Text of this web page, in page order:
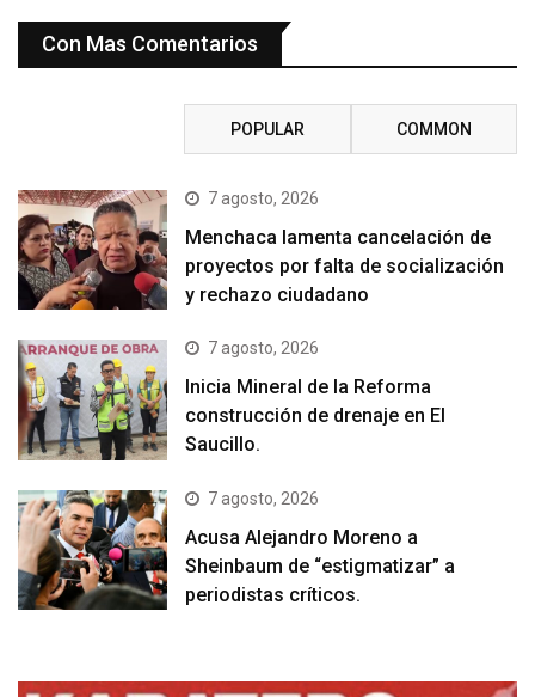
Con Mas Comentarios
POPULAR COMMON
7 agosto, 2026
Menchaca lamenta cancelación de
proyectos por falta de socialización
y rechazo ciudadano
7 agosto, 2026
Inicia Mineral de la Reforma
construcción de drenaje en El
Saucillo.
7 agosto, 2026
Acusa Alejandro Moreno a
Sheinbaum de “estigmatizar” a
periodistas críticos.